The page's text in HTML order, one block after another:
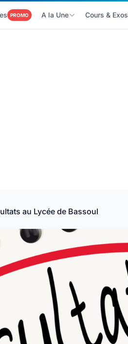
PROMO A la Une Cours & Exos
au Lycée de Bassoul